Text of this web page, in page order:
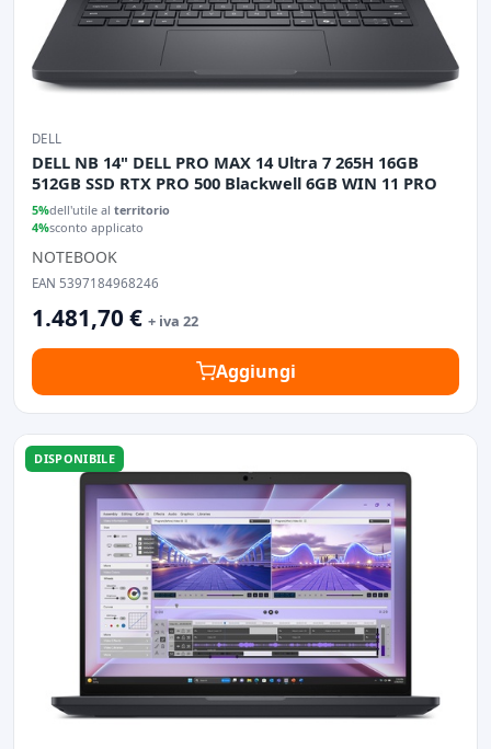
DELL
DELL NB 14" DELL PRO MAX 14 Ultra 7 265H 16GB
512GB SSD RTX PRO 500 Blackwell 6GB WIN 11 PRO
5%dell'utile al territorio
4%sconto applicato
NOTEBOOK
EAN 5397184968246
1.481,70 € + iva 22
Aggiungi
DISPONIBILE